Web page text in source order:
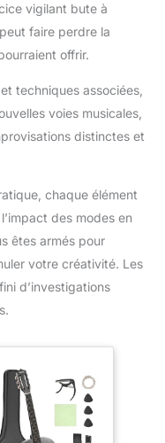
vigilant bute à
faire perdre la
offrir.
techniques associées,
voies musicales,
distinctes et
chaque élément
des modes en
êtes armés pour
votre créativité. Les
d’investigations